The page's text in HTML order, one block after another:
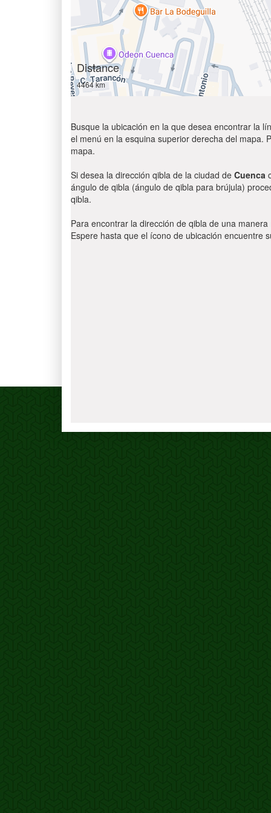
Distance
4464 km
Busque la ubicación en la que desea encontrar la
el menú en la esquina superior derecha del mapa.
mapa.
Si desea la dirección qibla de la ciudad de Cuenca
ángulo de qibla (ángulo de qibla para brújula)
qibla.
Para encontrar la dirección de qibla de una
Espere hasta que el ícono de ubicación encuentre